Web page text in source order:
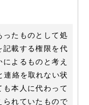
ったものとして処
記載する権限を代
よるものと考え
連絡を取れない状
本人に代わって
られていたもので